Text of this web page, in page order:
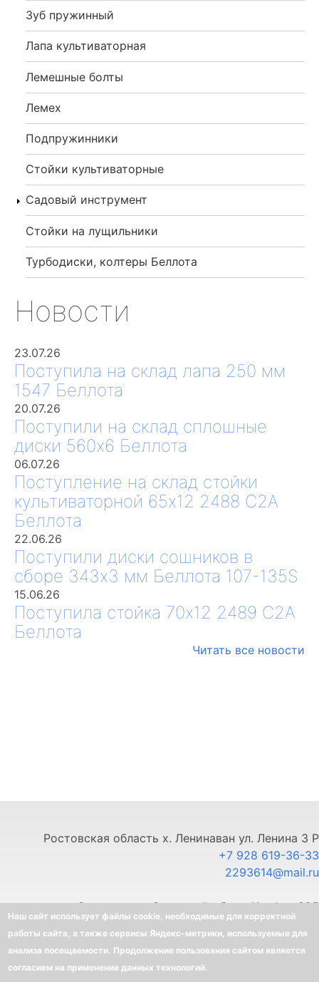
Зуб пружинный
Лапа культиваторная
Лемешные болты
Лемех
Подпружинники
Стойки культиваторные
Садовый инструмент
Стойки на лущильники
Турбодиски, колтеры Беллота
Новости
23.07.26
Поступила на склад лапа 250 мм
1547 Беллота
20.07.26
Поступили на склад сплошные
диски 560х6 Беллота
06.07.26
Поступление на склад стойки
культиваторной 65х12 2488 С2А
Беллота
22.06.26
Поступили диски сошников в
сборе 343х3 мм Беллота 107-135S
15.06.26
Поступила стойка 70х12 2489 С2А
Беллота
Читать все новости
Ростовская область х. Ленинаван ул. Ленина 3 Р
+7 928 619-36-33
2293614@mail.ru
г. Ставрополь, Северный обход 11, офис 325
+7 903 445-80-33
©BELLOTA - Интернет-магазин
Создание интернет-магазина
Наш сайт использует файлы cookie, необходимые для корректной
работы сайта, а также сервисы Яндекс-метрики, используемые для
анализа посещаемости. Продолжение пользования сайтом является
согласием на применение данных технологий.